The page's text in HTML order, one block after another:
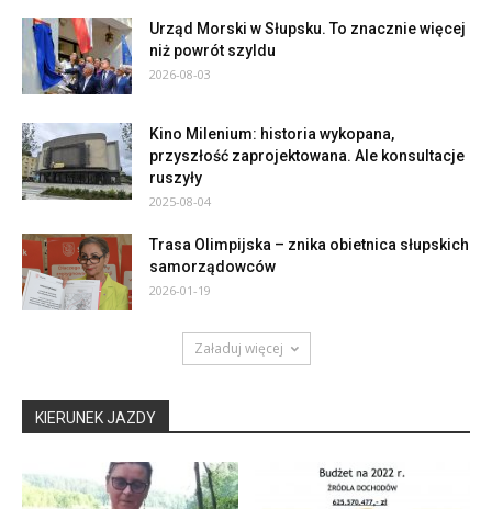
Urząd Morski w Słupsku. To znacznie więcej
niż powrót szyldu
2026-08-03
Kino Milenium: historia wykopana,
przyszłość zaprojektowana. Ale konsultacje
ruszyły
2025-08-04
Trasa Olimpijska – znika obietnica słupskich
samorządowców
2026-01-19
Załaduj więcej
KIERUNEK JAZDY